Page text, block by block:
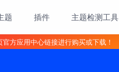
题 插件 主题检测工具
方应用中心链接进行购买或下载！